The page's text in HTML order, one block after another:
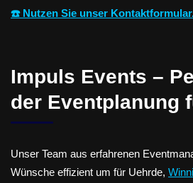
☎️ Nutzen Sie unser
Impuls Events –
der Eventplanung
Unser Team aus erfahrenen
Wünsche effizient um für Uehrde,